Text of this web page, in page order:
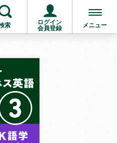
索
ログイン
会員登録
メニュー